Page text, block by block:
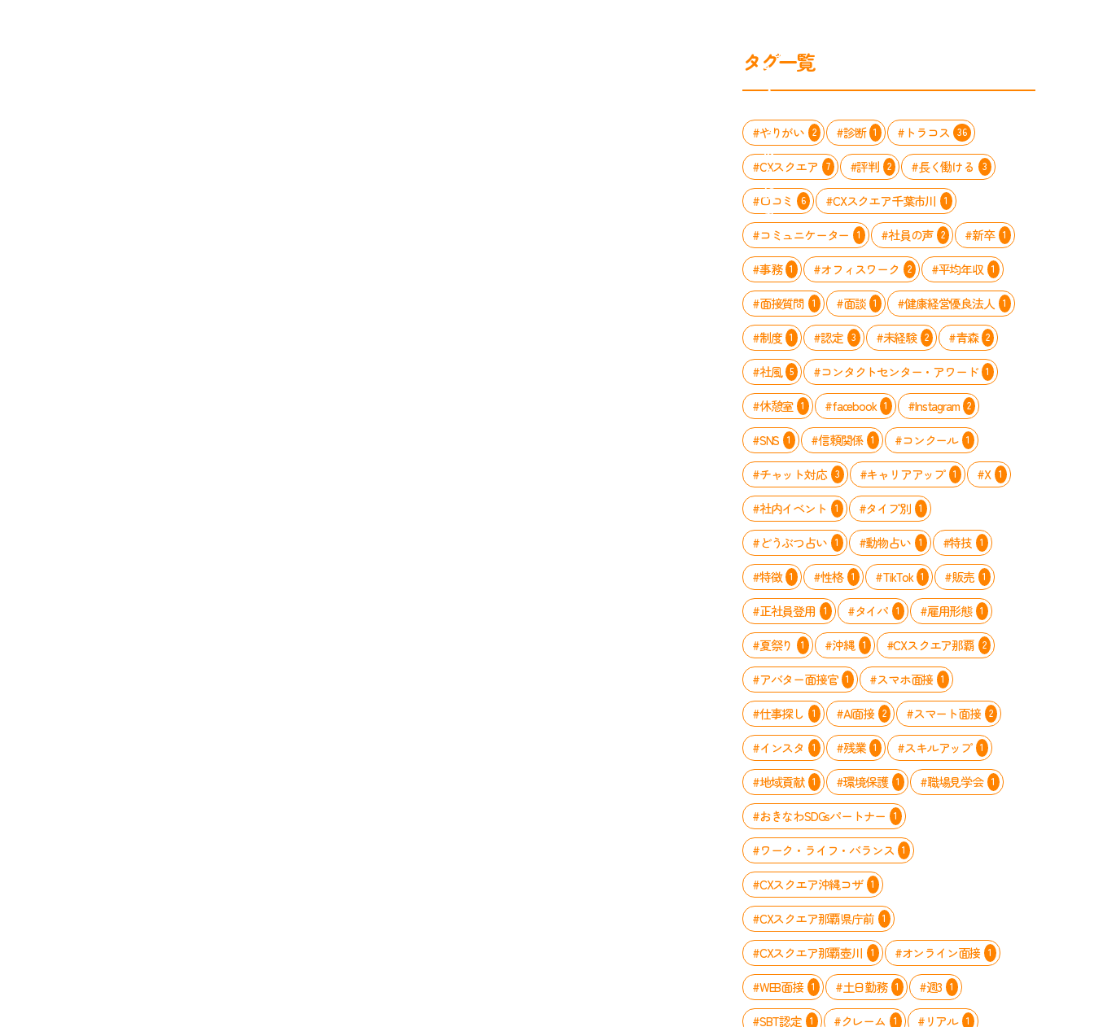
チ」
を
入
る
取
り
組
み
タグ一覧
#やりがい 2 #診断 1 #トラコス 36
#CXスクエア 7 #評判 2 #長く働ける 3
#口コミ 6 #CXスクエア千葉市川 1
#コミュニケーター 1 #社員の声 2 #新卒 1
#事務 1 #オフィスワーク 2 #平均年収 1
#面接質問 1 #面談 1 #健康経営優良法人 1
#制度 1 #認定 3 #未経験 2 #青森 2
#社風 5 #コンタクトセンター・アワード 1
#休憩室 1 #facebook 1 #Instagram 2
#SNS 1 #信頼関係 1 #コンクール 1
#チャット対応 3 #キャリアアップ 1 #X 1
#社内イベント 1 #タイプ別 1
#どうぶつ占い 1 #動物占い 1 #特技 1
#特徴 1 #性格 1 #TikTok 1 #販売 1
#正社員登用 1 #タイパ 1 #雇用形態 1
#夏祭り 1 #沖縄 1 #CXスクエア那覇 2
#アバター面接官 1 #スマホ面接 1
#仕事探し 1 #AI面接 2 #スマート面接 2
#インスタ 1 #残業 1 #スキルアップ 1
#地域貢献 1 #環境保護 1 #職場見学会 1
#おきなわSDGsパートナー 1
#ワーク・ライフ・バランス 1
#CXスクエア沖縄コザ 1
#CXスクエア那覇県庁前 1
#CXスクエア那覇壺川 1 #オンライン面接 1
#WEB面接 1 #土日勤務 1 #週3 1
#SBT認定 1 #クレーム 1 #リアル 1